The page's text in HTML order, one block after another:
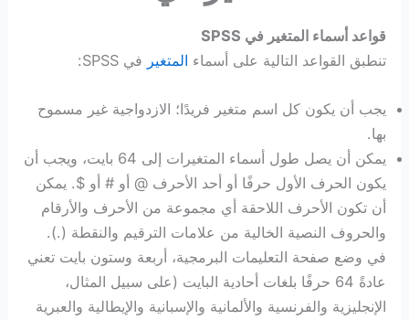
قواعد أسماء المتغير في SPSS
تنطبق القواعد التالية على أسماء المتغير في SPSS:
يجب أن يكون كل اسم متغير فريدًا؛ الازدواجية غير مسموح
بها.
يمكن أن يصل طول أسماء المتغيرات إلى 64 بايت، ويجب أن
يكون الحرف الأول حرفًا أو أحد الأحرف @ أو # أو $. يمكن
أن تكون الأحرف اللاحقة أي مجموعة من الأحرف والأرقام
والحروف النصية الخالية من علامات الترقيم والنقطة (.).
في وضع صفحة التعليمات البرمجية، أربعة وستون بايت تعني
عادةً 64 حرفًا بلغات أحادية البايت (على سبيل المثال،
الإنجليزية والفرنسية والألمانية والإسبانية والإيطالية والعبرية